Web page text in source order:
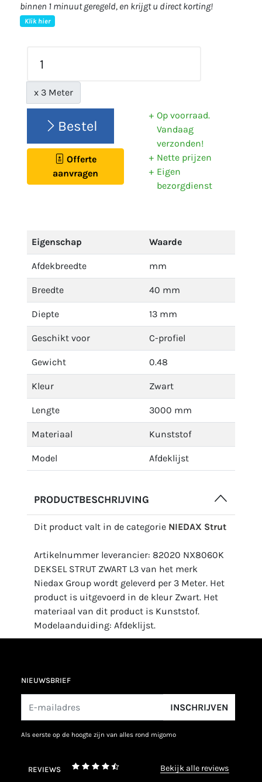
binnen 1 minuut geregeld, en krijgt u direct korting!
Klik hier
x 3 Meter
Bestel
Offerte
aanvragen
Op voorraad.
Vandaag
verzonden!
Nette prijzen
Eigen
bezorgdienst
Eigenschap Waarde
Afdekbreedte mm
Breedte 40 mm
Diepte 13 mm
Geschikt voor C-profiel
Gewicht 0.48
Kleur Zwart
Lengte 3000 mm
Materiaal Kunststof
Model Afdeklijst
PRODUCTBESCHRIJVING
Dit product valt in de categorie NIEDAX Strut
Artikelnummer leverancier: 82020 NX8060K
DEKSEL STRUT ZWART L3 van het merk
Niedax Group wordt geleverd per 3 Meter. Het
product is uitgevoerd in de kleur Zwart. Het
materiaal van dit product is Kunststof.
Modelaanduiding: Afdeklijst.
NIEUWSBRIEF
INSCHRIJVEN
als eerste op de hoogte zijn van alles rond migomo
REVIEWS bekijk alle reviews